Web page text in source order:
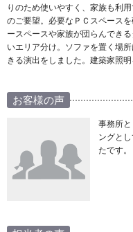
りのため使いやすく、家族も利
のご要望。必要なＰＣスペース
ースペースや家族が団らんでき
いエリア分け。ソファを置く場
きる演出をしました。建築家照
お客様の声
事務所
ングと
たです。